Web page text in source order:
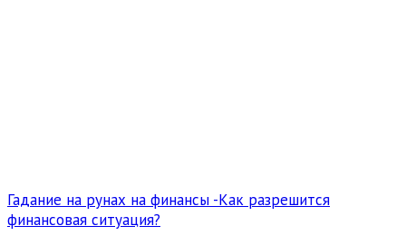
Гадание на рунах на финансы -Как разрешится
финансовая ситуация?